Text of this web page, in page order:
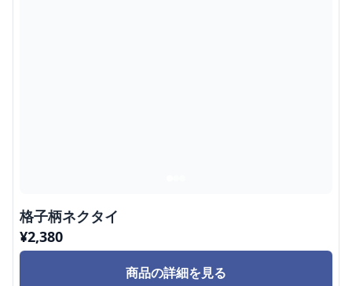
格子柄ネクタイ
¥2,380
商品の詳細を見る